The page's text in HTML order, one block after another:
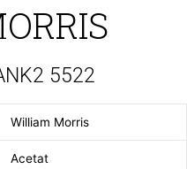
5522
William Morris
Acetat